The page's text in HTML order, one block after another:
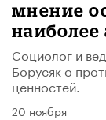
мнение
Социолог и
Борусяк о
ценностей.
20 ноября